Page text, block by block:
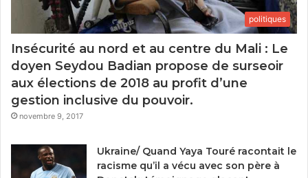
politiques
Insécurité au nord et au centre du Mali : Le
doyen Seydou Badian propose de surseoir
aux élections de 2018 au profit d’une
gestion inclusive du pouvoir.
novembre 9, 2017
Ukraine/ Quand Yaya Touré racontait le
racisme qu’il a vécu avec son père à